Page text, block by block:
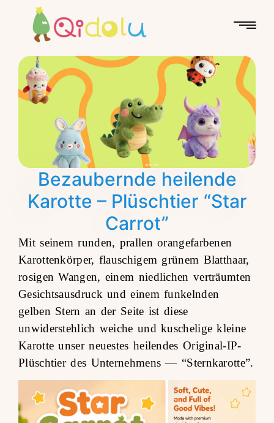
Bezaubernde heilende
Karotte – Plüschtier “Star
Carrot”
Mit seinem runden, prallen orangefarbenen
Karottenkörper, flauschigem grünem Blatthaar,
rosigen Wangen, einem niedlichen verträumten
Gesichtsausdruck und einem funkelnden
gelben Stern an der Seite ist diese
unwiderstehlich weiche und kuschelige kleine
Karotte unser neuestes heilendes Original-IP-
Plüschtier des Unternehmens — “Sternkarotte”.